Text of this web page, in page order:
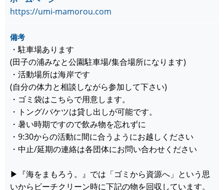
https://umi-mamorou.com
備考
・駐車場あります
(田子の浦みなと公園駐車場/集合場所になります)
・活動場所は海岸です
(自分の体力と相談しながら参加して下さい)
・ゴミ袋はこちらで用意します。
・トング/バケツは貸し出しが可能です。
・暑い時期ですので飲み物を忘れずに
・9:30からの活動に間に合うようにお越しください
・中止/延期の連絡は各団体にお問い合わせください
▶︎『海をまもろう。』では「ゴミから資源へ」という思
いからビーチクリーン時に下記の物を回収しています。